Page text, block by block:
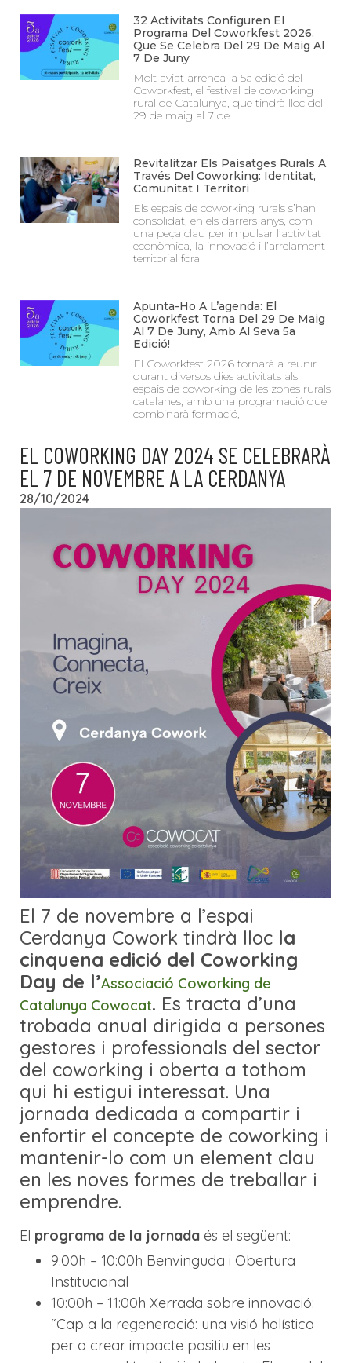
EL COWORKING DAY 2024 SE CELEBRARÀ
EL 7 DE NOVEMBRE A LA CERDANYA
28/10/2024
El 7 de novembre a l’espai
Cerdanya Cowork tindrà lloc la
cinquena edició del Coworking
Day de l’Associació Coworking de
Catalunya Cowocat. Es tracta d’una
trobada anual dirigida a persones
gestores i professionals del sector
del coworking i oberta a tothom
qui hi estigui interessat. Una
jornada dedicada a compartir i
enfortir el concepte de coworking i
mantenir-lo com un element clau
en les noves formes de treballar i
emprendre.
El programa de la jornada és el següent:
9:00h – 10:00h Benvinguda i Obertura
Institucional
10:00h – 11:00h Xerrada sobre innovació:
“Cap a la regeneració: una visió holística
per a crear impacte positiu en les
32 Activitats Configuren El
Programa Del Coworkfest 2026,
Que Se Celebra Del 29 De Maig Al
7 De Juny
Molt aviat arrenca la 5a edició del
Coworkfest, el festival de coworking
rural de Catalunya, que tindrà lloc del
29 de maig al 7 de
Revitalitzar Els Paisatges Rurals A
Través Del Coworking: Identitat,
Comunitat I Territori
Els espais de coworking rurals s’han
consolidat, en els darrers anys, com
una peça clau per impulsar l’activitat
econòmica, la innovació i l’arrelament
territorial fora
Apunta-Ho A L’agenda: El
Coworkfest Torna Del 29 De Maig
Al 7 De Juny, Amb Al Seva 5a
Edició!
El Coworkfest 2026 tornarà a reunir
durant diversos dies activitats als
espais de coworking de les zones rurals
catalanes, amb una programació que
combinarà formació,